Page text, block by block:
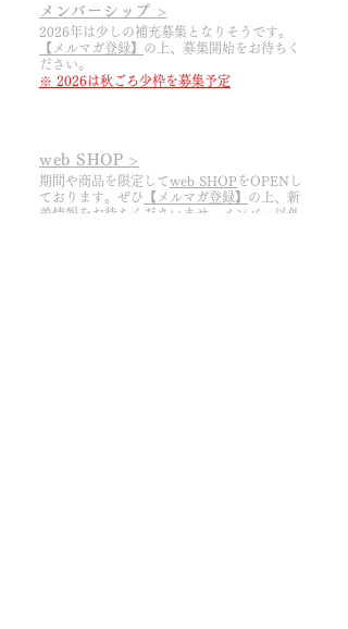
メンバーシップ >
2026年は少しの補充募集となりそうです。
【メルマガ登録】 の上 ​、募集開始をお待ちく
ださい。
※ 2026は秋ごろ少枠を募集予定
web SHOP >
期間や商品を限定してweb SHOPをOPENし
ております。ぜひ 【メルマガ登録】 の上、 ​新
着情報をお待ちくださいませ。メンバー以外